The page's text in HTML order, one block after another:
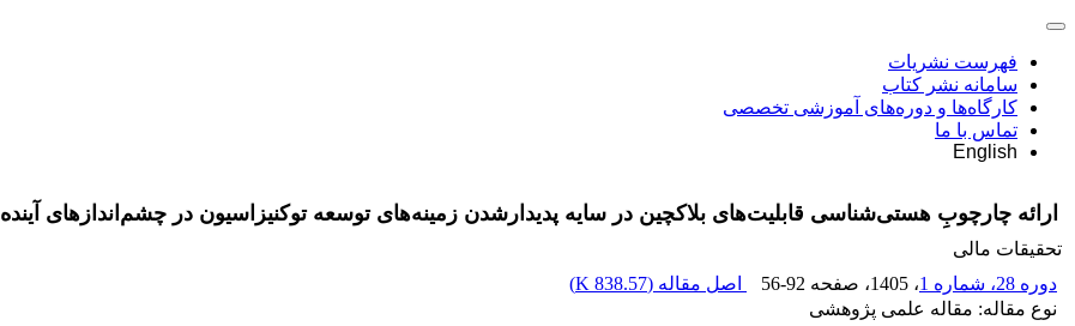
فهرست نشریات
سامانه نشر کتاب
کارگاه‌ها و دوره‌های آموزشی تخصصی
تماس با ما
English
ارائه چارچوبِ هستی‌‌شناسی قابلیت‌‌های بلاکچین در سایه پدیدارشدن زمینه‌های توسعه‌ توکنیزاسیون در چشم‌‌اندازهای آینده
تحقیقات مالی
دوره 28، شماره 1
، 1405 ، صفحه 56-92 اصل مقاله (838.57 K
)
نوع مقاله: مقاله علمی پژوهشی